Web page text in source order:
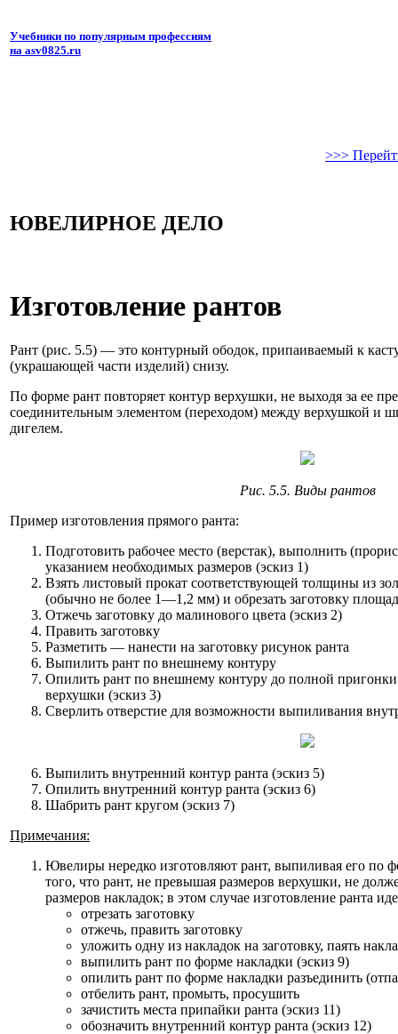
Учебники по популярным профессиям
на asv0825.ru
>>>
ЮВЕЛИРНОЕ ДЕЛО
Изготовление рантов
Рант (рис. 5.5) — это контурный ободок, припаиваемый к
(украшающей части изделий) снизу.
По форме рант повторяет контур верхушки, не выходя за ее
соединительным элементом (переходом) между верхушкой и
дигелем.
Рис. 5.5. Виды рантов
Пример изготовления прямого ранта:
Подготовить рабочее место (верстак), выполнить
указанием необходимых размеров (эскиз 1)
Взять листовый прокат соответствующей толщины из
(обычно не более 1—1,2 мм) и обрезать заготовку
Отжечь заготовку до малинового цвета (эскиз 2)
Править заготовку
Разметить — нанести на заготовку рисунок ранта
Выпилить рант по внешнему контуру
Опилить рант по внешнему контуру до полной
верхушки (эскиз 3)
Сверлить отверстие для возможности выпиливания
Выпилить внутренний контур ранта (эскиз 5)
Опилить внутренний контур ранта (эскиз 6)
Шабрить рант кругом (эскиз 7)
Примечания:
Ювелиры нередко изготовляют рант, выпиливая его по
того, что рант, не превышая размеров верхушки, не
размеров накладок; в этом случае изготовление ранта
отрезать заготовку
отжечь, править заготовку
уложить одну из накладок на заготовку, паять
выпилить рант по форме накладки (эскиз 9)
опилить рант по форме накладки разъединить
отбелить рант, промыть, просушить
зачистить места припайки ранта (эскиз 11)
обозначить внутренний контур ранта (эскиз 12)